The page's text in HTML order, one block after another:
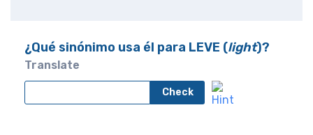
¿Qué sinónimo usa él para LEVE (light)?
Translate
Check